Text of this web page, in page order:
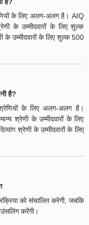
के लिए अलग-अलग है। AIQ
के उम्मीदवारों के लिए शुल्क
उम्मीदवारों के लिए शुल्क 500
है?
श्रेणियों के लिए अलग-अलग है।
श्रेणी के उम्मीदवारों के लिए
श्रेणी के उम्मीदवारों के लिए
को संचालित करेगी, जबकि
करेंगी।